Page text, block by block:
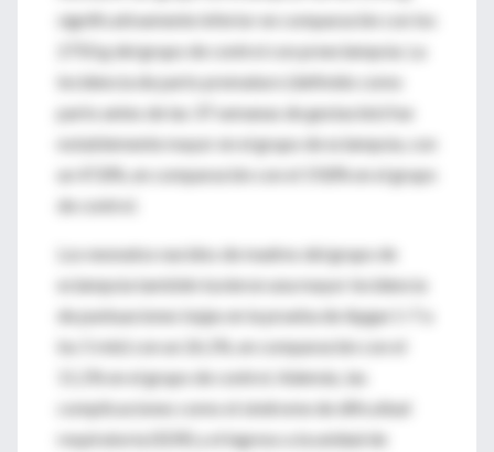
significativamente inferior en comparación con los
2750 g del grupo de control con preeclampsia. La
incidencia de parto prematuro (definido como
parto antes de las 37 semanas de gestación) fue
notablemente mayor en el grupo de eclampsia, con
un 47,8%, en comparación con el 19,8% en el grupo
de control.
Los neonatos nacidos de madres del grupo de
eclampsia también tuvieron una mayor incidencia
de puntuaciones bajas en la prueba de Apgar (<7 a
los 5 min) con un 26,1%, en comparación con el
11,1% en el grupo de control. Además, las
complicaciones como el síndrome de dificultad
respiratoria (SDR) y el ingreso a la unidad de